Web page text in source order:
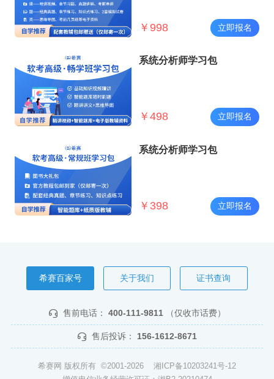
￥ 998 立即报名
系统分析师学习包
￥ 498 立即报名
系统分析师学习包
￥ 398 立即报名
希赛百家号 关于我们 证书查询
售前电话： 400-111-9811 （仅收市话费）
售后投诉： 156-1612-8671
希赛网 版权所有 ©2001-2026 湘ICP备10203241号-12